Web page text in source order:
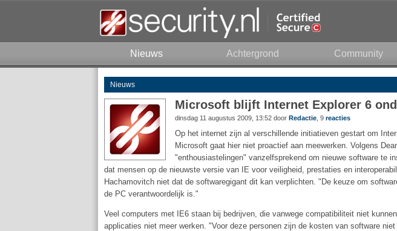
Nieuws Achtergrond Community
Nieuws
Microsoft blijft Internet Explorer 6
dinsdag 11 augustus 2009, 13:52 door Redactie , 9 reacties
Op het internet zijn al verschillende initiatieven gestart om
Microsoft gaat hier niet proactief aan meewerken. Volgens
"enthousiastelingen" vanzelfsprekend om nieuwe software te
dat mensen op de nieuwste versie van IE voor veiligheid, prestaties en
Hachamovitch niet dat de softwaregigant dit kan verplichten. "De keuze om
de PC verantwoordelijk is."
Veel computers met IE6 staan bij bedrijven, die vanwege compatibiliteit niet
applicaties niet meer werken. "Voor deze personen zijn de kosten van software